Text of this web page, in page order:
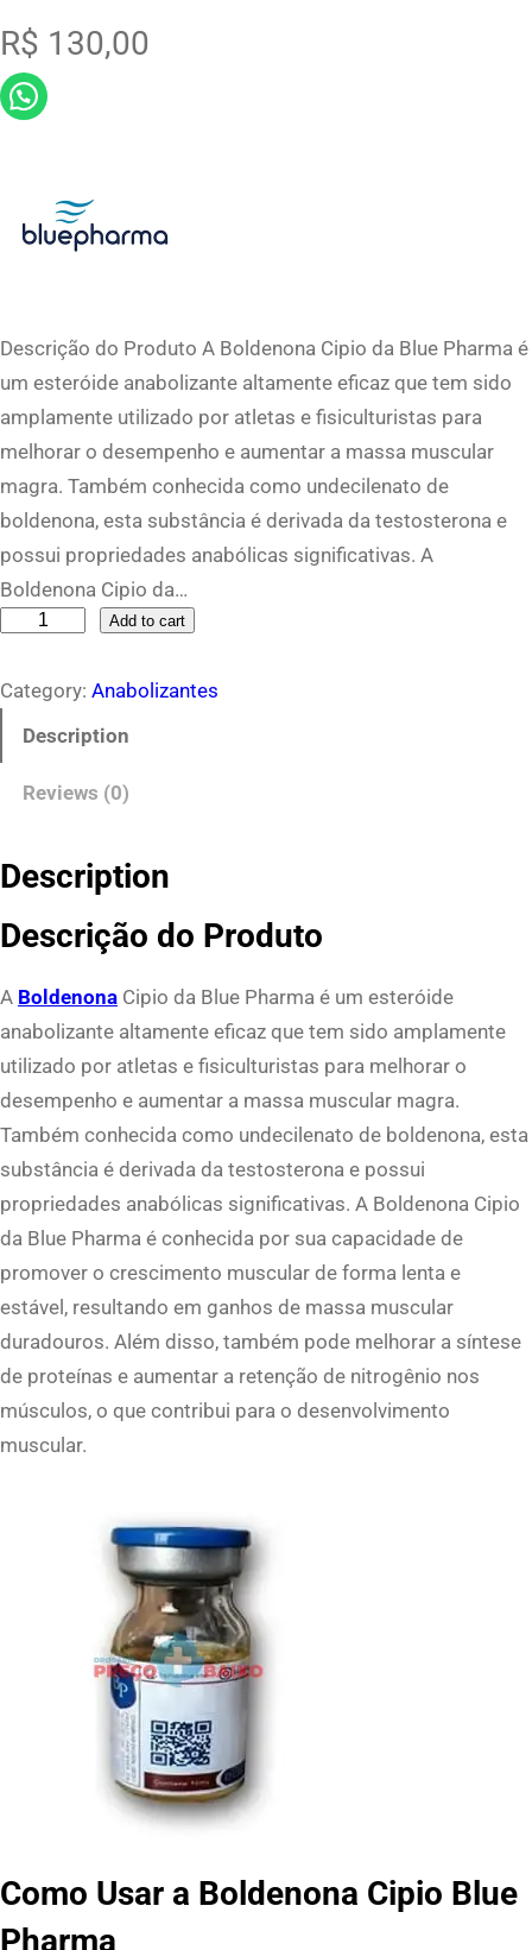
R$ 130,00
Descrição do Produto A Boldenona Cipio da Blue Pharma é
um esteróide anabolizante altamente eficaz que tem sido
amplamente utilizado por atletas e fisiculturistas para
melhorar o desempenho e aumentar a massa muscular
magra. Também conhecida como undecilenato de
boldenona, esta substância é derivada da testosterona e
possui propriedades anabólicas significativas. A
Boldenona Cipio da…
l
e
n
C
p
i
o
B
u
e
P
h
a
r
m
a
q
Add to cart
Category: Anabolizantes
Description
Reviews (0)
Description
Descrição do Produto
A Boldenona Cipio da Blue Pharma é um esteróide
anabolizante altamente eficaz que tem sido amplamente
utilizado por atletas e fisiculturistas para melhorar o
desempenho e aumentar a massa muscular magra.
Também conhecida como undecilenato de boldenona, esta
substância é derivada da testosterona e possui
propriedades anabólicas significativas. A Boldenona Cipio
da Blue Pharma é conhecida por sua capacidade de
promover o crescimento muscular de forma lenta e
estável, resultando em ganhos de massa muscular
duradouros. Além disso, também pode melhorar a síntese
de proteínas e aumentar a retenção de nitrogênio nos
músculos, o que contribui para o desenvolvimento
muscular.
Como Usar a Boldenona Cipio Blue
Pharma